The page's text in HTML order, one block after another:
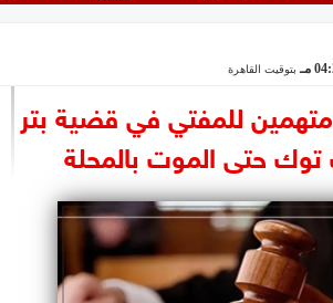
السياسة مـ بتوقيت القاهرة
إحالة أوراق 5 متهمين للمفتي في قضية بتر
حتى الموت بالمحلة